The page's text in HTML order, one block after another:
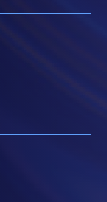
。
款而由下列原
或資訊傳送的
的網關傳送而
失靈、或失
相關的原